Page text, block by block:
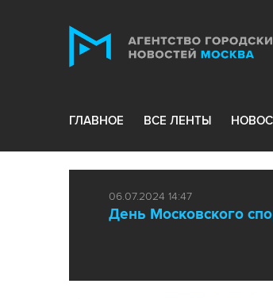
ГЛАВНОЕ ВСЕ ЛЕНТЫ
06.07.2024 14:47
День Московского